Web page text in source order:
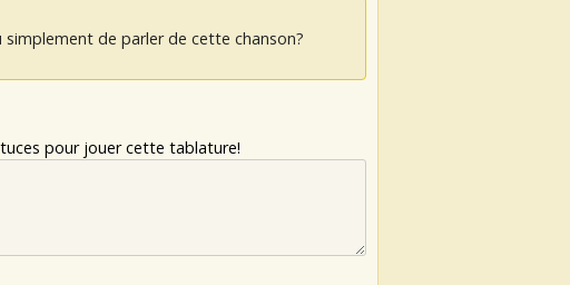
de parler de cette chanson?
pour jouer cette tablature!